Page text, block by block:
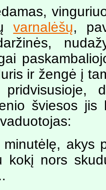
varnalėšų,
ir žengė į
pridvisusioje,
šviesos jis
minutėlę, akys
kokį nors